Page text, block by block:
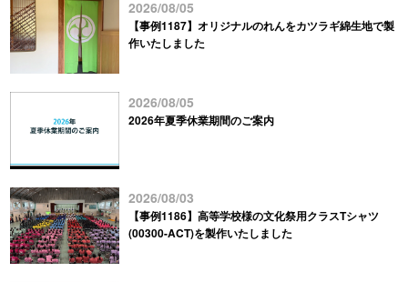
2026/08/05
【事例1187】オリジナルのれんをカツラギ綿生地で製
作いたしました
2026/08/05
2026年夏季休業期間のご案内
2026/08/03
【事例1186】高等学校様の文化祭用クラスTシャツ
(00300-ACT)を製作いたしました